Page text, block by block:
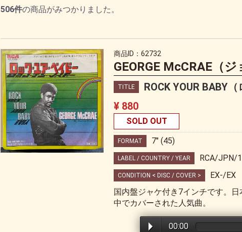
506件の商品がみつかりました。
商品ID：62732
GEORGE McCRAE（
TITLE
ROCK YOUR BABY
¥ 880
SOLD OUT
FORMAT 7" (45)
LABEL / COUNTRY / YEAR RCA/JPN/
CONDITION < DISC / COVER >
EX-/EX
国内盤ジャケ付き7インチです。
中でカバーされた人気曲。
00:00